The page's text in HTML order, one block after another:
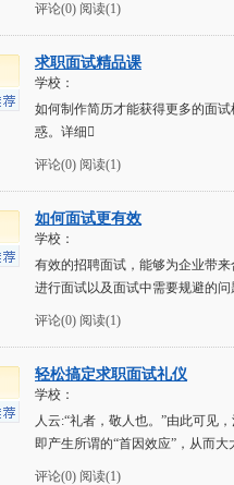
评论(0) 阅读(1)
求职面试精品课
学校：
如何制作简历才能获得更多的面
惑。详细
评论(0) 阅读(1)
如何面试更有效
学校：
有效的招聘面试，能够为企业带
进行面试以及面试中需要规避的
评论(0) 阅读(1)
轻松搞定求职面试礼仪
学校：
人云:“礼者，敬人也。”由此可见
即产生所谓的“首因效应”，从而
评论(0) 阅读(1)